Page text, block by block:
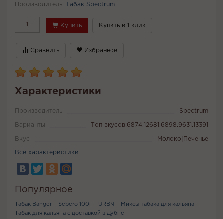
Производитель: Табак Spectrum
Купить Купить в 1 клик
Сравнить Избранное
Характеристики
Производитель Spectrum
Варианты Топ вкусов:6874,12681,6898,9631,13391
Вкус Молоко|Печенье
Все характеристики
Популярное
Табак Banger Sebero 100г URBN
Миксы табака для кальяна
Табак для кальяна с доставкой в Дубне